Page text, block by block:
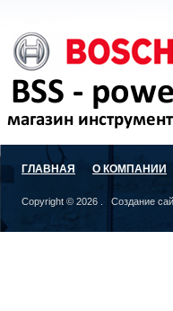
ГЛАВНАЯ О КОМПАНИИ
Copyright © 2026 . Создание